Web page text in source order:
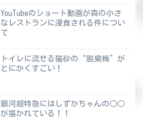
YouTubeのショート動画が森の小さ
なレストランに浸食される件につい
て
トイレに流せる猫砂の“脱臭梅”が
とにかくすごい！
銀河超特急にはしずかちゃんの○○
が描かれている！！